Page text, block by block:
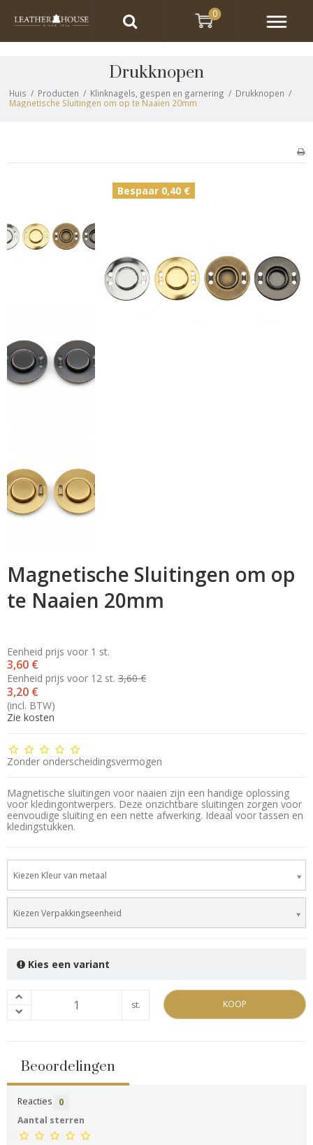
Drukknopen
Huis / Producten / Klinknagels, gespen en garnering / Drukknopen /
Magnetische Sluitingen om op te Naaien 20mm
Bespaar 0,40 €
Magnetische Sluitingen om op
te Naaien 20mm
Eenheid prijs voor 1 st.
3,60 €
Eenheid prijs voor 12 st.
3,20 €
3,60 €
(incl. BTW)
Zie kosten
Zonder onderscheidingsvermogen
Magnetische sluitingen voor naaien zijn een handige oplossing
voor kledingontwerpers. Deze onzichtbare sluitingen zorgen voor
eenvoudige sluiting en een nette afwerking. Ideaal voor tassen en
kledingstukken.
Kiezen Kleur van metaal
Kiezen Verpakkingseenheid
Kies een variant
st. KOOP
Beoordelingen
Reacties
0
Aantal sterren
0